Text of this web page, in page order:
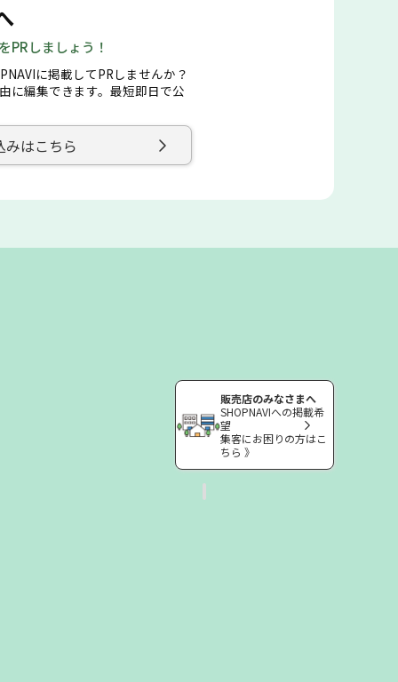
PRしましょう！
に掲載してPRしませんか？
に編集できます。最短即日で公
みはこちら
販売店のみなさまへ
SHOPNAVIへの掲載希
望
集客にお困りの方はこ
ちら 》